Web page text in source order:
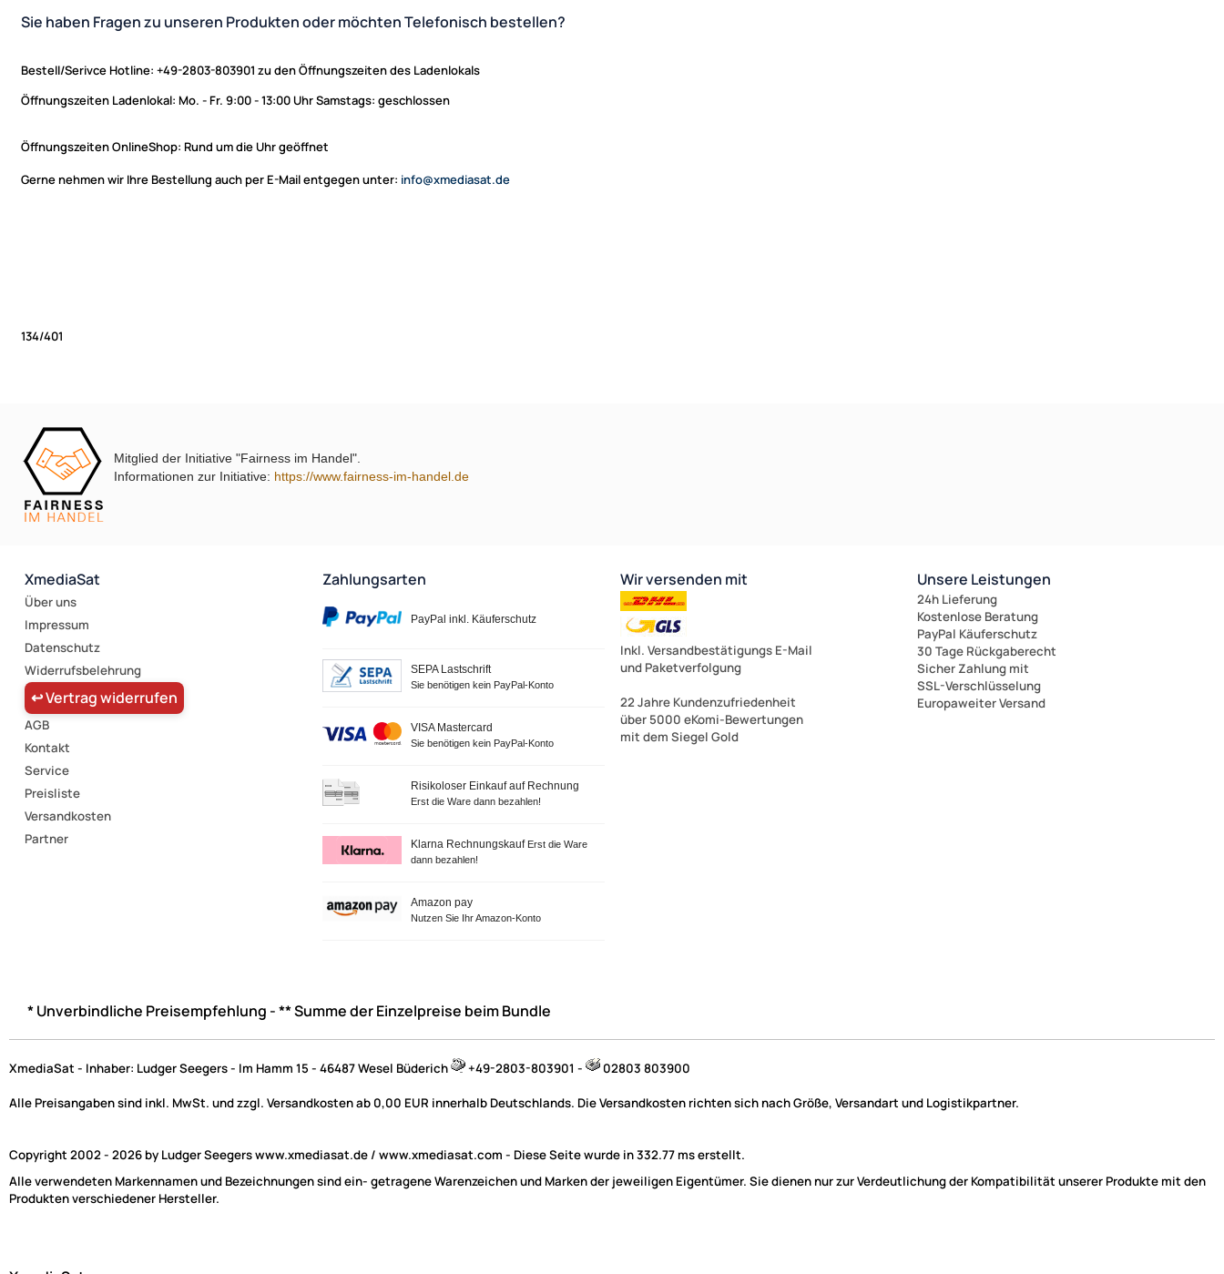
Sie haben Fragen zu unseren Produkten oder möchten Telefonisch bestellen?
Bestell/Serivce Hotline: +49-2803-803901 zu den Öffnungszeiten des Ladenlokals
Öffnungszeiten Ladenlokal: Mo. - Fr. 9:00 - 13:00 Uhr Samstags: geschlossen
Öffnungszeiten OnlineShop: Rund um die Uhr geöffnet
Gerne nehmen wir Ihre Bestellung auch per E-Mail entgegen unter: info@xmediasat.de
134/401
Mitglied der Initiative "Fairness im Handel".
Informationen zur Initiative: https://www.fairness-im-handel.de
XmediaSat
Über uns
Impressum
Datenschutz
Widerrufsbelehrung
↩ Vertrag widerrufen
AGB
Kontakt
Service
Preisliste
Versandkosten
Partner
Zahlungsarten
PayPal inkl. Käuferschutz
SEPA Lastschrift
Sie benötigen kein PayPal-Konto
VISA Mastercard
Sie benötigen kein PayPal-Konto
Risikoloser Einkauf auf Rechnung
Erst die Ware dann bezahlen!
Klarna Rechnungskauf Erst die Ware
dann bezahlen!
Amazon pay
Nutzen Sie Ihr Amazon-Konto
Wir versenden mit
Inkl. Versandbestätigungs E-Mail
und Paketverfolgung
22 Jahre Kundenzufriedenheit
über 5000 eKomi-Bewertungen
mit dem Siegel Gold
Unsere Leistungen
24h Lieferung
Kostenlose Beratung
PayPal Käuferschutz
30 Tage Rückgaberecht
Sicher Zahlung mit
SSL-Verschlüsselung
Europaweiter Versand
* Unverbindliche Preisempfehlung - ** Summe der Einzelpreise beim Bundle
XmediaSat - Inhaber: Ludger Seegers - Im Hamm 15 - 46487 Wesel Büderich +49-2803-803901 - 02803 803900
Alle Preisangaben sind inkl. MwSt. und zzgl. Versandkosten ab 0,00 EUR innerhalb Deutschlands. Die Versandkosten richten sich nach Größe, Versandart und Logistikpartner.
Copyright 2002 - 2026 by Ludger Seegers www.xmediasat.de / www.xmediasat.com - Diese Seite wurde in 332.77 ms erstellt.
Alle verwendeten Markennamen und Bezeichnungen sind ein- getragene Warenzeichen und Marken der jeweiligen Eigentümer. Sie dienen nur zur Verdeutlichung der Kompatibilität unserer Produkte mit den
Produkten verschiedener Hersteller.